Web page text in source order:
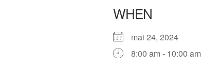
WHEN
mai 24, 2024
8:00 am - 10:00 am